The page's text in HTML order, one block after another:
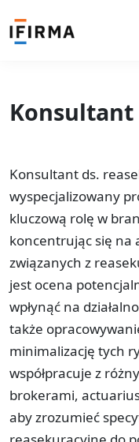
Konsultant
Konsultant ds.
wyspecjalizowany
kluczową rolę w
koncentrując się na
związanych z
jest ocena
wpłynąć na
także
minimalizację tych
współpracuje z
brokerami,
aby zrozumieć